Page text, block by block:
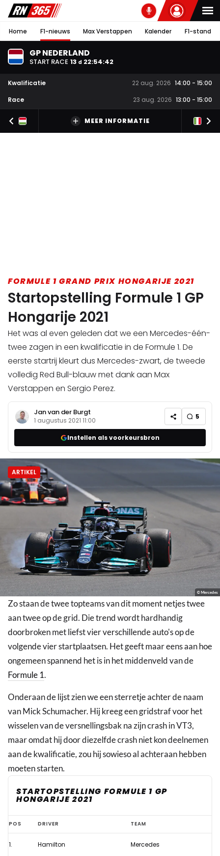
Home F1-nieuws Max Verstappen Kalender F1-stand
GP NEDERLAND
START RACE 13 d 22:54:41
Kwalificatie 22 aug. 2026 14:00 - 15:00
Race
23 aug. 2026 13:00 - 15:00
MEER INFORMATIE
FORMULE 1 GRAND PRIX HONGARIJE 2021
Startopstelling Formule 1 GP
Hongarije 2021
Het was al even geleden dat we een Mercedes-één-
twee zagen in een kwalificatie in de Formule 1. De
eerste startrij kleurt dus Mercedes-zwart, de tweede
volledig Red Bull-blauw met dank aan Max
Verstappen en Sergio Perez.
Jan van der Burgt
1 augustus 2021 11:00 5
Instellen als voorkeursbron
ARTIKEL
© Mercedes
Zo staan de twee topteams van dit moment netjes twee
aan twee op de grid. Die trend wordt hardhandig
doorbroken met liefst vier verschillende auto's op de
volgende vier startplaatsen. Het geeft maar eens aan hoe
ongemeen spannend het is in het middenveld van de
Formule 1.
Onderaan de lijst zien we een sterretje achter de naam
van Mick Schumacher. Hij kreeg een gridstraf voor het
wisselen van de versnellingsbak na zijn crash in VT3,
maar omdat hij door diezelfde crash niet kon deelnemen
aan de kwalificatie, zou hij sowieso al achteraan hebben
moeten starten.
STARTOPSTELLING FORMULE 1 GP
HONGARIJE 2021
Startopstelling
Formule
1
POS DRIVER TEAM
1. Hamilton Mercedes